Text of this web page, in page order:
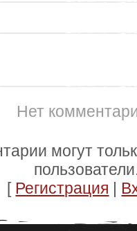
Нет
могут
[ Регистрация |